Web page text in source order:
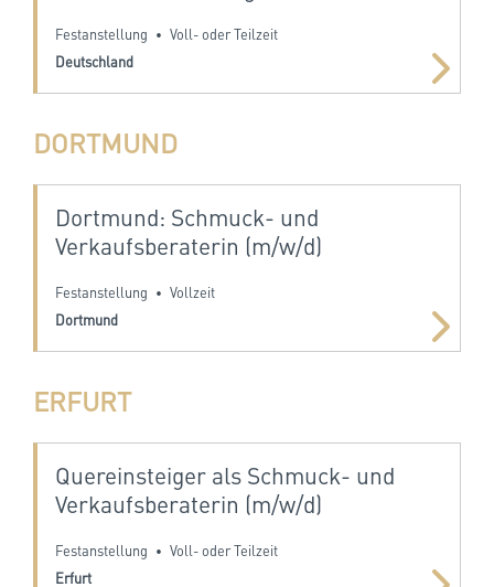
Festanstellung • Voll- oder Teilzeit
Deutschland
DORTMUND
Dortmund: Schmuck- und
Verkaufsberaterin (m/w/d)
Festanstellung • Vollzeit
Dortmund
ERFURT
Quereinsteiger als Schmuck- und
Verkaufsberaterin (m/w/d)
Festanstellung • Voll- oder Teilzeit
Erfurt